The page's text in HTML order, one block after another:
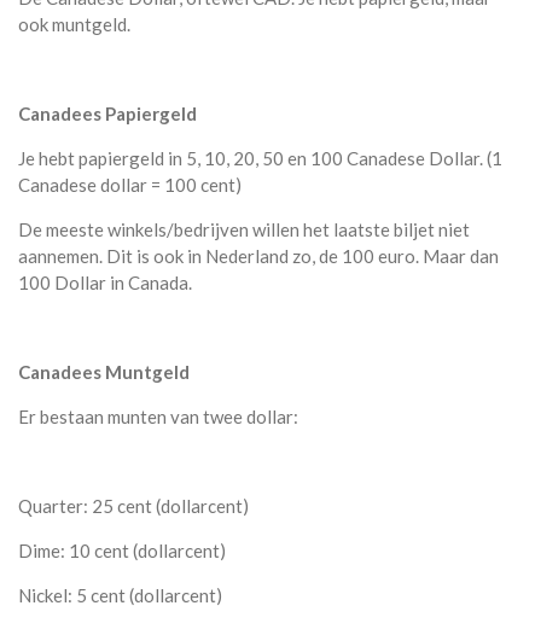
ook muntgeld.
Canadees Papiergeld
Je hebt papiergeld in 5, 10, 20, 50 en 100 Canadese Dollar. (1
Canadese dollar = 100 cent)
De meeste winkels/bedrijven willen het laatste biljet niet
aannemen. Dit is ook in Nederland zo, de 100 euro. Maar dan
100 Dollar in Canada.
Canadees Muntgeld
Er bestaan munten van twee dollar:
Quarter: 25 cent (dollarcent)
Dime: 10 cent (dollarcent)
Nickel: 5 cent (dollarcent)